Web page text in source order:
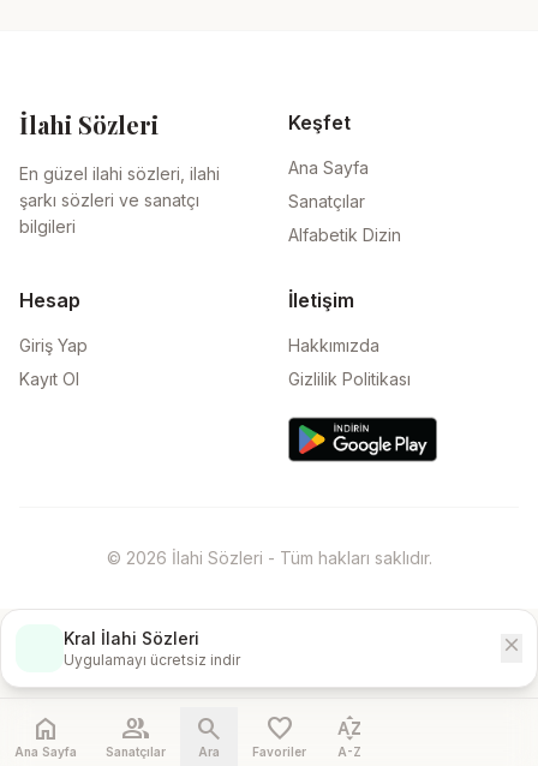
İlahi Sözleri
En güzel ilahi sözleri, ilahi
şarkı sözleri ve sanatçı
bilgileri
Keşfet
Ana Sayfa
Sanatçılar
Alfabetik Dizin
Hesap
Giriş Yap
Kayıt Ol
İletişim
Hakkımızda
Gizlilik Politikası
© 2026 İlahi Sözleri - Tüm hakları saklıdır.
Kral İlahi Sözleri
Uygulamayı ücretsiz indir
close
home
Ana Sayfa
people
Sanatçılar
search
Ara
favorite
Favoriler
sort_by_alpha
A-Z